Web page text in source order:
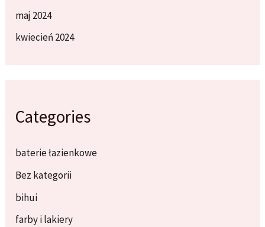
maj 2024
kwiecień 2024
Categories
baterie łazienkowe
Bez kategorii
bihui
farby i lakiery